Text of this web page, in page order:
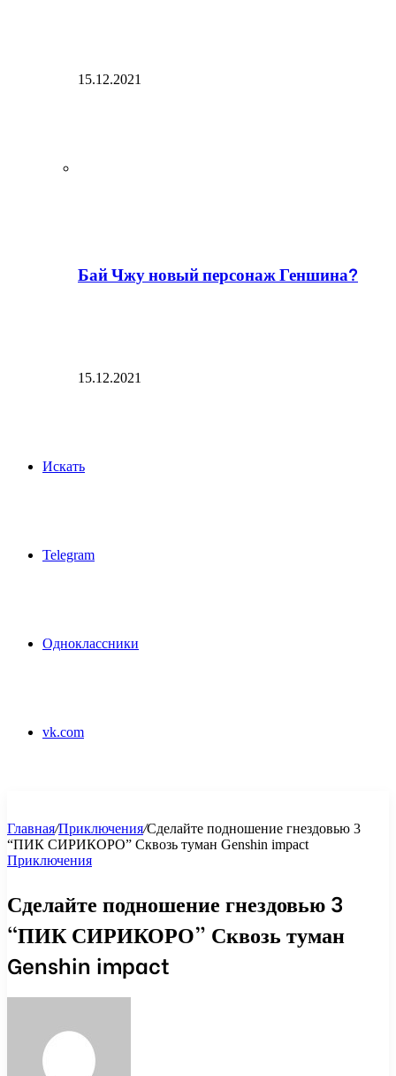
15.12.2021
Бай Чжу новый персонаж Геншина?
15.12.2021
Искать
Telegram
Одноклассники
vk.com
Главная/Приключения/Сделайте подношение гнездовью 3
“ПИК СИРИКОРО” Сквозь туман Genshin impact
Приключения
Сделайте подношение гнездовью 3
“ПИК СИРИКОРО” Сквозь туман
Genshin impact